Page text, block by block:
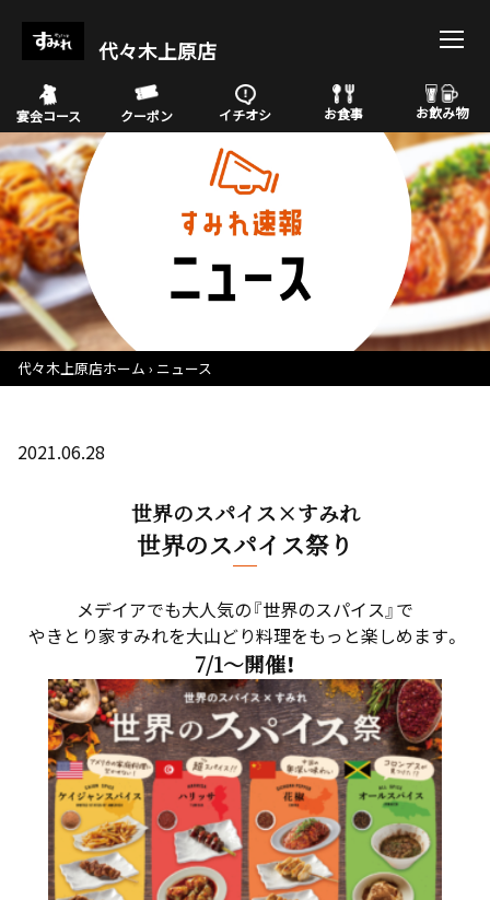
代々木上原店
宴会コース クーポン イチオシ お食事 お飲み物
代々木上原店ホーム ニュース
2021.06.28
世界のスパイス×すみれ
世界のスパイス祭り
メデイアでも大人気の『世界のスパイス』で
やきとり家すみれを大山どり料理をもっと楽しめます。
7/1～開催！